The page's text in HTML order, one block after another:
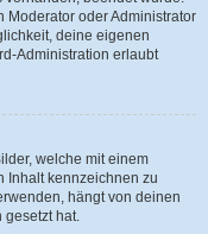
Moderator oder Administrator
deine eigenen
Administration erlaubt
welche mit einem
Inhalt kennzeichnen zu
hängt von deinen
gesetzt hat.